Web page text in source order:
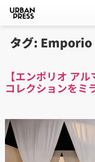
タグ:
【エンポリオ ア
コレクションをミ